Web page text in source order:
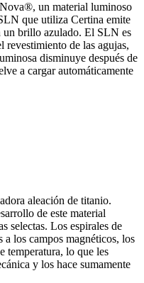
un material luminoso
que utiliza Certina emite
un brillo azulado. El SLN es
revestimiento de las agujas,
disminuye después de
a cargar automáticamente
aleación de titanio.
de este material
selectas. Los espirales de
los campos magnéticos, los
temperatura, lo que les
y los hace sumamente